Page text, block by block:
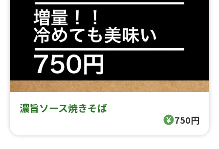
濃旨ソース焼きそば
750円